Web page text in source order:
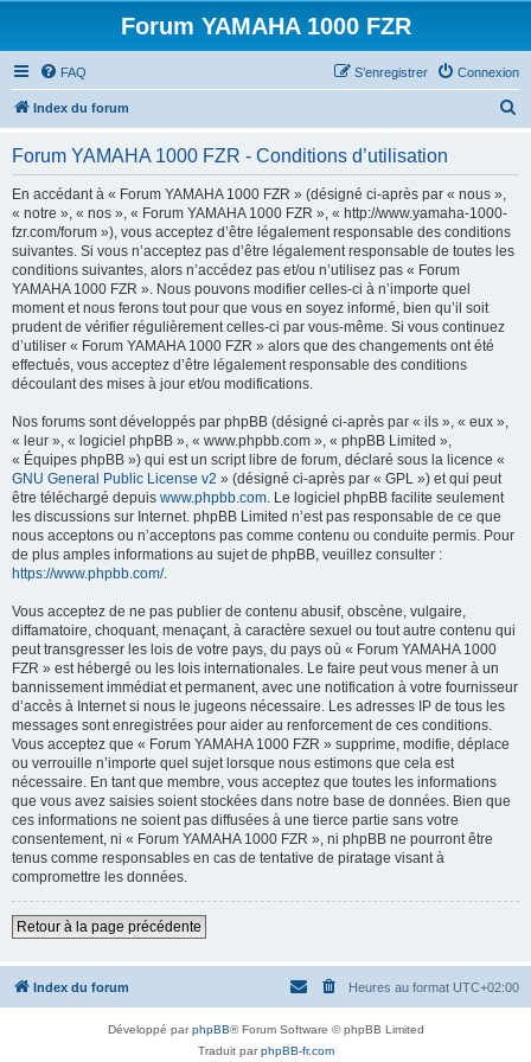
Forum YAMAHA 1000 FZR
FAQ Connexion
S’enregistrer
Index du forum
Forum YAMAHA 1000 FZR - Conditions d’utilisation
En accédant à « Forum YAMAHA 1000 FZR » (désigné ci-après par « nous »,
« notre », « nos », « Forum YAMAHA 1000 FZR », « http://www.yamaha-1000-
fzr.com/forum »), vous acceptez d’être légalement responsable des conditions
suivantes. Si vous n’acceptez pas d’être légalement responsable de toutes les
conditions suivantes, alors n’accédez pas et/ou n’utilisez pas « Forum
YAMAHA 1000 FZR ». Nous pouvons modifier celles-ci à n’importe quel
moment et nous ferons tout pour que vous en soyez informé, bien qu’il soit
prudent de vérifier régulièrement celles-ci par vous-même. Si vous continuez
d’utiliser « Forum YAMAHA 1000 FZR » alors que des changements ont été
effectués, vous acceptez d’être légalement responsable des conditions
découlant des mises à jour et/ou modifications.
Nos forums sont développés par phpBB (désigné ci-après par « ils », « eux »,
« leur », « logiciel phpBB », « www.phpbb.com », « phpBB Limited »,
« Équipes phpBB ») qui est un script libre de forum, déclaré sous la licence «
GNU General Public License v2 » (désigné ci-après par « GPL ») et qui peut
être téléchargé depuis www.phpbb.com. Le logiciel phpBB facilite seulement
les discussions sur Internet. phpBB Limited n’est pas responsable de ce que
nous acceptons ou n’acceptons pas comme contenu ou conduite permis. Pour
de plus amples informations au sujet de phpBB, veuillez consulter :
https://www.phpbb.com/.
Vous acceptez de ne pas publier de contenu abusif, obscène, vulgaire,
diffamatoire, choquant, menaçant, à caractère sexuel ou tout autre contenu qui
peut transgresser les lois de votre pays, du pays où « Forum YAMAHA 1000
FZR » est hébergé ou les lois internationales. Le faire peut vous mener à un
bannissement immédiat et permanent, avec une notification à votre fournisseur
d’accès à Internet si nous le jugeons nécessaire. Les adresses IP de tous les
messages sont enregistrées pour aider au renforcement de ces conditions.
Vous acceptez que « Forum YAMAHA 1000 FZR » supprime, modifie, déplace
ou verrouille n’importe quel sujet lorsque nous estimons que cela est
nécessaire. En tant que membre, vous acceptez que toutes les informations
que vous avez saisies soient stockées dans notre base de données. Bien que
ces informations ne soient pas diffusées à une tierce partie sans votre
consentement, ni « Forum YAMAHA 1000 FZR », ni phpBB ne pourront être
tenus comme responsables en cas de tentative de piratage visant à
compromettre les données.
Retour à la page précédente
Index du forum Heures au format UTC+02:00
Développé parphpBB® Forum Software © phpBB Limited
Traduit parphpBB-fr.com